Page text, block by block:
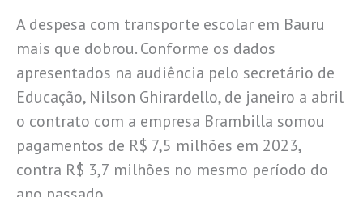
A despesa com transporte escolar em Bauru
mais que dobrou. Conforme os dados
apresentados na audiência pelo secretário de
Educação, Nilson Ghirardello, de janeiro a abril
o contrato com a empresa Brambilla somou
pagamentos de R$ 7,5 milhões em 2023,
contra R$ 3,7 milhões no mesmo período do